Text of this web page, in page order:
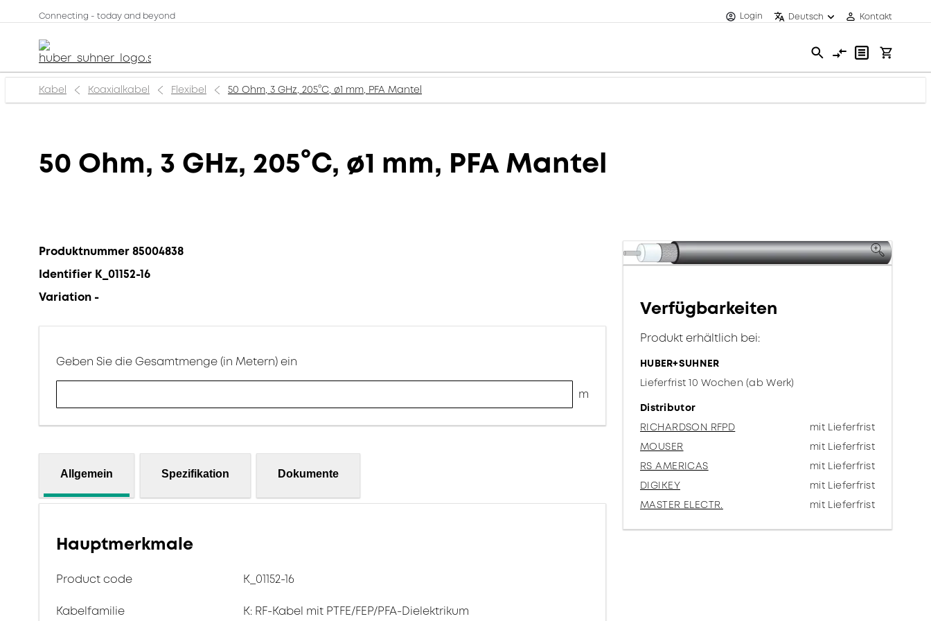
Connecting - today and beyond Login Deutsch Kontakt
Kabel Koaxialkabel Flexibel 50 Ohm, 3 GHz, 205°C, ø1 mm, PFA Mantel
50 Ohm, 3 GHz, 205°C, ø1 mm, PFA Mantel
Produktnummer 85004838
Identifier K_01152-16
Variation -
Geben Sie die Gesamtmenge (in Metern) ein
m
Allgemein Spezifikation Dokumente
Hauptmerkmale
Product code K_01152-16
Kabelfamilie K: RF-Kabel mit PTFE/FEP/PFA-Dielektrikum
Verfügbarkeiten
Produkt erhältlich bei:
HUBER+SUHNER
Lieferfrist 10 Wochen (ab Werk)
Distributor
RICHARDSON RFPD
mit Lieferfrist
MOUSER
mit Lieferfrist
RS AMERICAS
mit Lieferfrist
DIGIKEY
mit Lieferfrist
MASTER ELECTR.
mit Lieferfrist